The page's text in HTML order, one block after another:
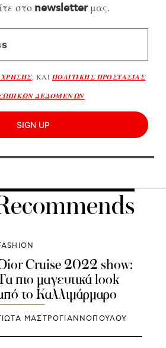
στο newsletterμας.
, ΚΑΙΠΟΛΙΤΙΚΗΣ ΠΡΟΣΤΑΣΙΑΣ
ΔΕΔΟΜΕΝΩΝ
SIGN UP
Cruise 2022 show:
πιο μαγευτικά look
το Καλλιμάρμαρο
ΜΑΣΤΡΟΓΙΑΝΝΟΠΟΥΛΟΥ